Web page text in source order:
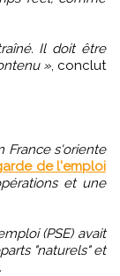
Il doit être
», conclut
France s'oriente
de l'emploi
et une
(PSE) avait
"naturels" et